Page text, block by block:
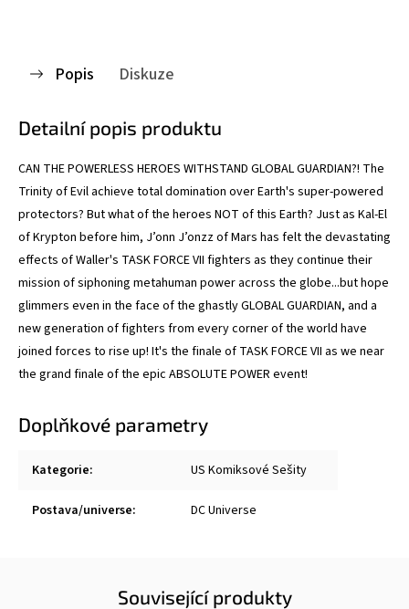
Popis Diskuze
Detailní popis produktu
CAN THE POWERLESS HEROES WITHSTAND GLOBAL GUARDIAN?! The
Trinity of Evil achieve total domination over Earth's super-powered
protectors? But what of the heroes NOT of this Earth? Just as Kal-El
of Krypton before him, J’onn J’onzz of Mars has felt the devastating
effects of Waller's TASK FORCE VII fighters as they continue their
mission of siphoning metahuman power across the globe...but hope
glimmers even in the face of the ghastly GLOBAL GUARDIAN, and a
new generation of fighters from every corner of the world have
joined forces to rise up! It's the finale of TASK FORCE VII as we near
the grand finale of the epic ABSOLUTE POWER event!
Doplňkové parametry
Kategorie: US Komiksové Sešity
Postava/universe: DC Universe
Související produkty